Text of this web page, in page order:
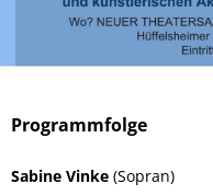
Programmfolge
Sabine Vinke (Sopran)